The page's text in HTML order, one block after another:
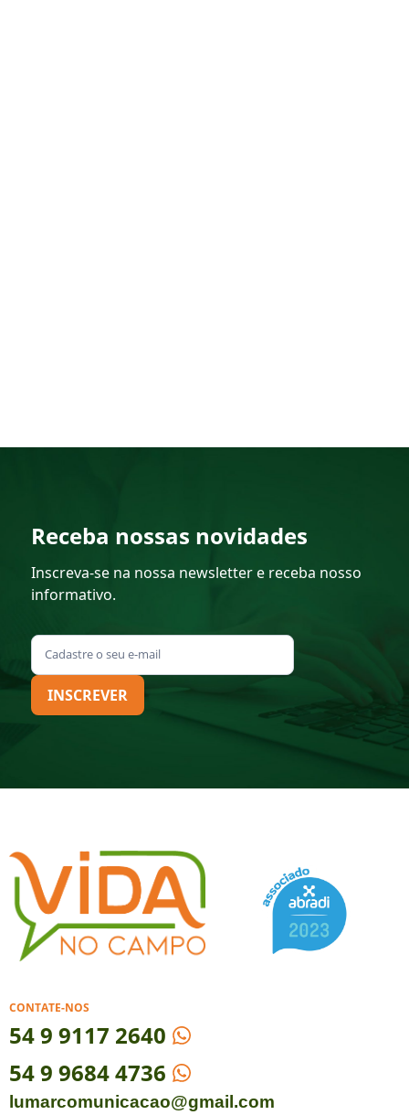
Receba nossas novidades
Inscreva-se na nossa newsletter e receba nosso
informativo.
INSCREVER
CONTATE-NOS
549 9117 2640
54 9 9684 4736
lumarcomunicacao@gmail.com